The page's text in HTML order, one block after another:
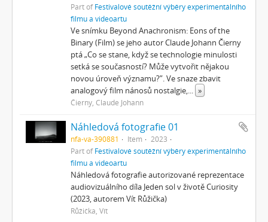
Part ofFestivalové soutěžní výběry experimentálního
filmu a videoartu
Ve snímku Beyond Anachronism: Eons of the
Binary (Film) se jeho autor Claude Johann Čierny
ptá „Co se stane, když se technologie minulosti
setká se současností? Může vytvořit nějakou
novou úroveň významu?”. Ve snaze zbavit
analogový film nánosů nostalgie,... »
Čierny, Claude Johann
Náhledová fotografie 01
nfa-va-390881 Item
2023
Part ofFestivalové soutěžní výběry experimentálního
filmu a videoartu
Náhledová fotografie autorizované reprezentace
audiovizuálního díla Jeden sol v životě Curiosity
(2023, autorem Vít Růžička)
Růžička, Vít